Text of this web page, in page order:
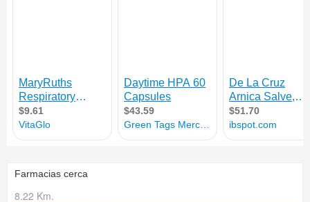
Farmacias cerca
8.22 Km.